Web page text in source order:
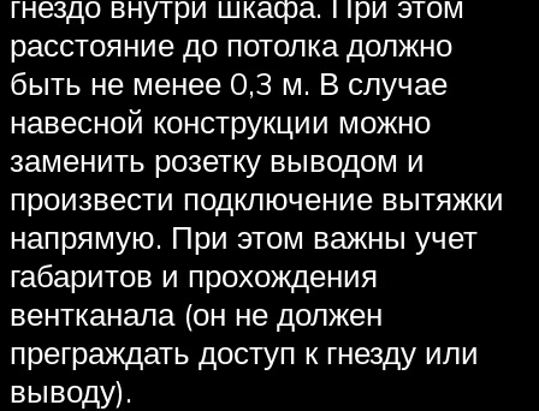
расстояние до потолка должно
быть не менее 0,3 м. В случае
навесной конструкции можно
заменить розетку выводом и
произвести подключение вытяжки
напрямую. При этом важны учет
габаритов и прохождения
вентканала (он не должен
преграждать доступ к гнезду или
выводу).